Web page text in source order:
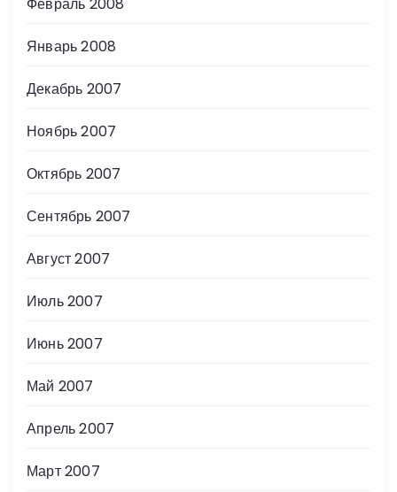
Январь 2008
Декабрь 2007
Ноябрь 2007
Октябрь 2007
Сентябрь 2007
Август 2007
Июль 2007
Июнь 2007
Май 2007
Апрель 2007
Март 2007